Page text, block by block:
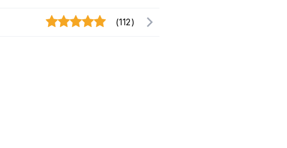
(112)